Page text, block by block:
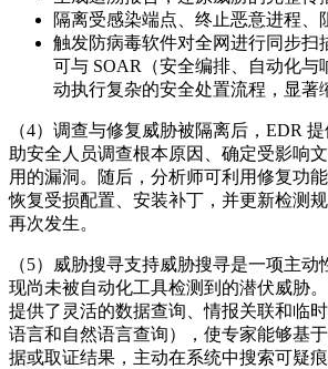
隔离受感染端点、终止恶意进程、
触发防病毒软件对全网进行同步扫
可与 SOAR（安全编排、自动化与
动执行复杂的安全处置流程，显著
（4）调查与修复威胁被隔离后，EDR
助安全人员调查根本原因、确定受影响
用的漏洞。随后，分析师可利用修复功
恢复受损配置、安装补丁，并更新检测
再次发生。
（5）威胁搜寻支持威胁搜寻是一项主
现尚未被自动化工具检测到的潜伏威胁
提供了灵活的数据查询、情报关联和临
语言和自然语言查询），使专家能够基
据或取证结果，主动在系统中搜索可疑